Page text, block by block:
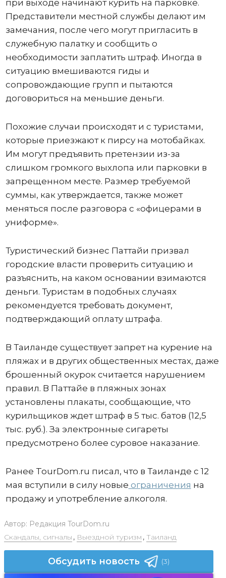
при выходе начинают курить на парковке.
Представители местной службы делают им
замечания, после чего могут пригласить в
служебную палатку и сообщить о
необходимости заплатить штраф. Иногда в
ситуацию вмешиваются гиды и
сопровождающие групп и пытаются
договориться на меньшие деньги.
Похожие случаи происходят и с туристами,
которые приезжают к пирсу на мотобайках.
Им могут предъявить претензии из-за
слишком громкого выхлопа или парковки в
запрещенном месте. Размер требуемой
суммы, как утверждается, также может
меняться после разговора с «офицерами в
униформе».
Туристический бизнес Паттайи призвал
городские власти проверить ситуацию и
разъяснить, на каком основании взимаются
деньги. Туристам в подобных случаях
рекомендуется требовать документ,
подтверждающий оплату штрафа.
В Таиланде существует запрет на курение на
пляжах и в других общественных местах, даже
брошенный окурок считается нарушением
правил. В Паттайе в пляжных зонах
установлены плакаты, сообщающие, что
курильщиков ждет штраф в 5 тыс. батов (12,5
тыс. руб.). За электронные сигареты
предусмотрено более суровое наказание.
Ранее TourDom.ru писал, что в Таиланде с 12
мая вступили в силу новые ограничения на
продажу и употребление алкоголя.
Автор: Редакция TourDom.ru
Скандалы, сигналы , Выездной туризм , Таиланд
Обсудить новость (3)